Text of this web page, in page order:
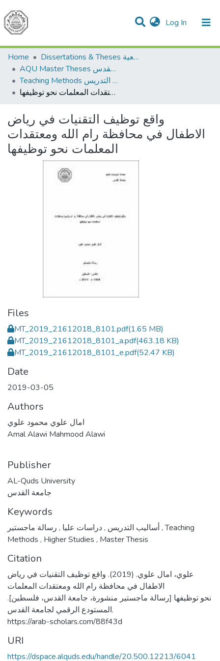
Log In (current)
Communities & Collections
All of DSpace
Home
Dissertations & Theses الرسائل الجامعية
AQU Master Theses الرسائل الجامعية الخاصة بجامعة القدس
Teaching Methods أساليب التدريس
واقع توظيف التقنيات في رياض الاطفال في محافظة رام الله ومعتقدات المعلمات نحو توظيفها
واقع توظيف التقنيات في رياض
الاطفال في محافظة رام الله ومعتقدات
المعلمات نحو توظيفها
Files
MT_2019_21612018_8101.pdf(1.65 MB)
MT_2019_21612018_8101_a.pdf(463.18 KB)
MT_2019_21612018_8101_e.pdf(52.47 KB)
Date
2019-03-05
Authors
امال علوي محمود علوي
Amal Alawi Mahmood Alawi
Publisher
AL-Quds University
جامعة القدس
Keywords
أساليب التدريس ,دراسات عليا , ,Teaching
Methods , Higher Studies , Master Thesis
Citation
علوي، امال علوي. (2019). واقع توظيف التقنيات في رياض
الاطفال في محافظة رام الله ومعتقدات المعلمات
نحو توظيفها [رسالة ماجستير منشورة، جامعة القدس، فلسطين].
المستودع الرقمي لجامعة القدس.
https://arab-scholars.com/88f43d
URI
https://dspace.alquds.edu/handle/20.500.12213/6041